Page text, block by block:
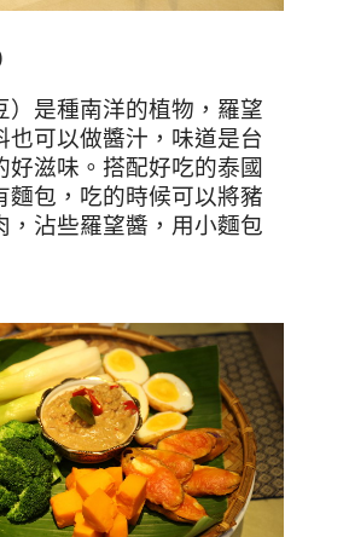
）是種南洋的植物，羅望
也可以做醬汁，味道是台
好滋味。搭配好吃的泰國
麵包，吃的時候可以將豬
，沾些羅望醬，用小麵包